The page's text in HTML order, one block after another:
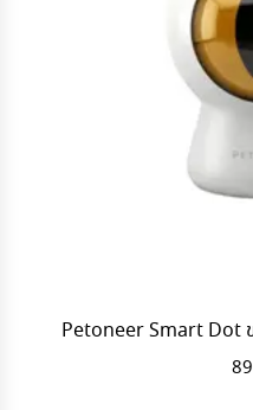
Petoneer Smart Dot